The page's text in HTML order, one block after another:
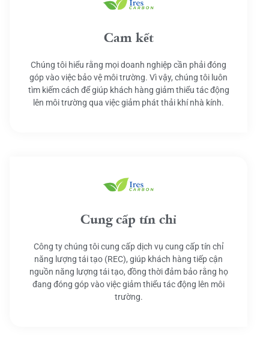
Cam kết
Chúng tôi hiểu rằng mọi doanh nghiệp cần phải đóng
góp vào việc bảo vệ môi trường. Vì vậy, chúng tôi luôn
tìm kiếm cách để giúp khách hàng giảm thiểu tác động
lên môi trường qua việc giảm phát thải khí nhà kính.
Cung cấp tín chỉ
Công ty chúng tôi cung cấp dịch vụ cung cấp tín chỉ
năng lượng tái tạo (REC), giúp khách hàng tiếp cận
nguồn năng lượng tái tạo, đồng thời đảm bảo rằng họ
đang đóng góp vào việc giảm thiểu tác động lên môi
trường.